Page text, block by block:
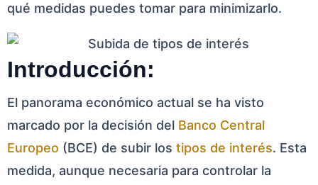
qué medidas puedes tomar para minimizarlo.
Introducción:
El panorama económico actual se ha visto
marcado por la decisión del Banco Central
Europeo (BCE) de subir los tipos de interés. Esta
medida, aunque necesaria para controlar la